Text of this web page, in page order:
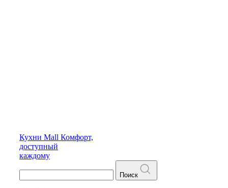
Кухни Mall Комфорт,
доступный
каждому
Поиск